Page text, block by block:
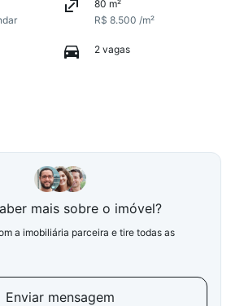
80 m²
R$ 8.500 /m²
2 vagas
mais sobre o imóvel?
a imobiliária parceira e tire todas as
Enviar mensagem